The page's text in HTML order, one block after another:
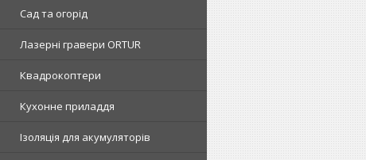
Сад та огорід
Лазерні гравери ORTUR
Квадрокоптери
Кухонне приладдя
Ізоляція для акумуляторів